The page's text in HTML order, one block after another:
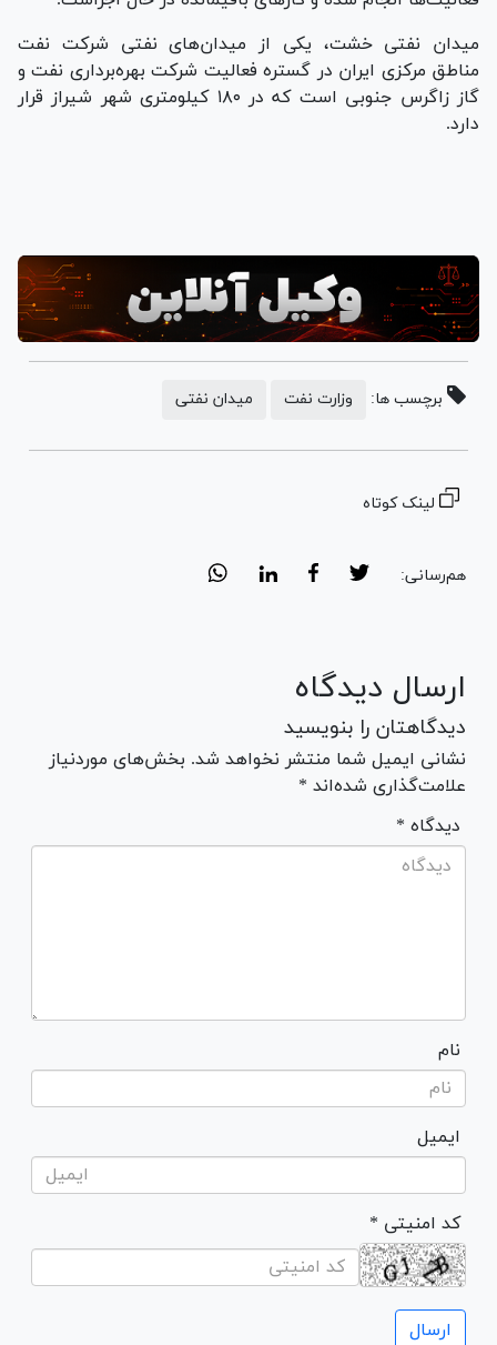
میدان نفتی خشت، یکی از میدان‌های نفتی شرکت نفت
مناطق مرکزی ایران در گستره فعالیت شرکت بهره‌برداری نفت و
گاز زاگرس جنوبی است که در ۱۸۰ کیلومتری شهر شیراز قرار
دارد.
برچسب ها: وزارت نفت میدان نفتی
لینک کوتاه
هم‌رسانی:
ارسال دیدگاه
دیدگاهتان را بنویسید
نشانی ایمیل شما منتشر نخواهد شد. بخش‌های موردنیاز
علامت‌گذاری شده‌اند *
* دیدگاه
نام
ایمیل
* کد امنیتی